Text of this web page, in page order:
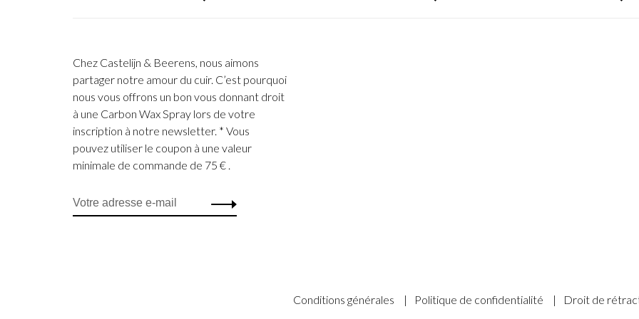
Chez Castelijn & Beerens, nous aimons
partager notre amour du cuir. C’est pourquoi
nous vous offrons un bon vous donnant droit
à une Carbon Wax Spray lors de votre
inscription à notre newsletter. * Vous
pouvez utiliser le coupon à une valeur
minimale de commande de 75 € .
Conditions générales | Politique de confidentialité | Droit de